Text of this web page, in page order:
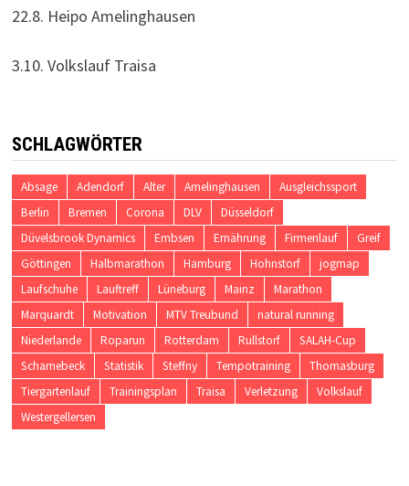
22.8. Heipo Amelinghausen
3.10. Volkslauf Traisa
SCHLAGWÖRTER
Absage Adendorf Alter Amelinghausen
Ausgleichssport
Berlin
Bremen Corona DLV
Düsseldorf
Düvelsbrook Dynamics
Embsen Ernährung Firmenlauf
Greif
Göttingen
Halbmarathon Hamburg Hohnstorf
jogmap
Laufschuhe
Lauftreff Lüneburg Mainz
Marathon
Marquardt
Motivation MTV Treubund
natural running
Niederlande
Roparun Rotterdam Rullstorf
SALAH-Cup
Scharnebeck
Statistik Steffny Tempotraining
Thomasburg
Tiergartenlauf
Trainingsplan Traisa Verletzung
Volkslauf
Westergellersen